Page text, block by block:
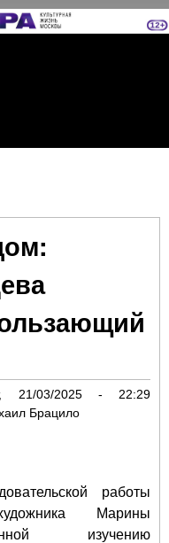
21/03/2025 - 22:29
Брацило
работы
Марины
изучению